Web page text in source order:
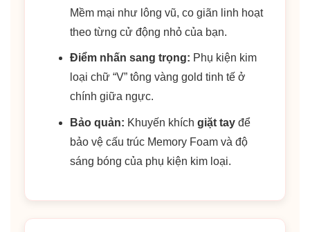
Mềm mại như lông vũ, co giãn linh hoạt
theo từng cử động nhỏ của bạn.
Điểm nhấn sang trọng: Phụ kiện kim
loại chữ “V” tông vàng gold tinh tế ở
chính giữa ngực.
Bảo quản: Khuyến khích giặt tayđể
bảo vệ cấu trúc Memory Foam và độ
sáng bóng của phụ kiện kim loại.